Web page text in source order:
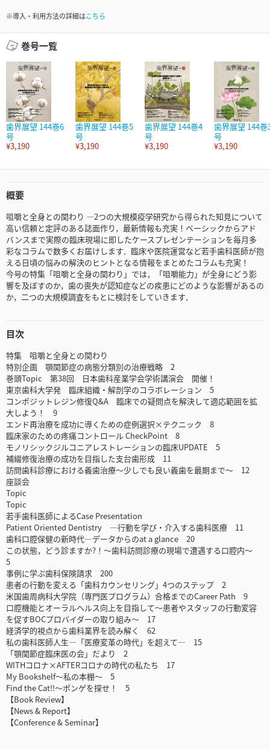
※導入・利用方法の詳細はこちら
巻号一覧
歯界展望 144巻6
号
¥3,190
歯界展望 144巻5
号
¥3,190
歯界展望 144巻4
号
¥3,190
歯界展望 144巻
号
¥3,190
概要
咀嚼と全身との関わり ―2つの大規模疫学研究から得られた知見について
高い信頼と定評のある誌面作り，最新情報も充実！ベーシックからアド
バンスまで実際の臨床現場に即したケースプレゼンテーションを毎月多
彩なコラムで数多くお届けします．臨床や医院運営など若手歯科医師が抱
える日頃の悩みの解決のヒントとなる情報をまとめたコラムも充実！
今号の特集「咀嚼と全身の関わり」では，「咀嚼能力」が全身にどう影
響を及ぼすのか，歯の喪失が認知症などの疾患にどのような影響があるの
か，二つの大規模調査をもとに検討をしていきます．
目次
特集 咀嚼と全身との関わり
特別企画 顎関節症の病態分類別の治療戦略 2
巻頭Topic 第38回 日本歯科産業学会学術講演会 開催！
東京歯科大学発 臨床組織・解剖学のコラボレーション 5
コンポジットレジン修復Q&A 臨床での疑問点を解決して適応範囲を拡
大しよう！ 9
エンド再治療を成功に導くための症例選択×テクニック 8
臨床家のための疼痛コントロール CheckPoint 8
モノリシックジルコニアレストレーションの臨床UPDATE 5
補綴修復治療の成功を目指した支台歯形成 11
訪問歯科診療における義歯治療～少しでも良い義歯を最期まで～ 12
座談会
Topic
Topic
若手歯科医師によるCase Presentation
Patient Oriented Dentistry ―行動を学び・介入する歯科医療 11
歯科口腔保健の新時代―データからのat a glance 20
この状態，どう診ますか?！～歯科訪問診療の現場で遭遇する口腔内～
5
事例に学ぶ歯科保険請求 200
患者の行動を変える「歯科カウンセリング」4つのステップ 2
米国歯周病科大学院（専門医プログラム）合格までのCareer Path 9
口腔機能とオーラルヘルス向上を目指して～患者やスタッフの行動変容
を促すBOCプロバイダーの取り組み～ 17
経済学的視点から歯科業界を読み解く 62
私の歯科医師人生―「医療変革の時代」を超えて― 15
「顎関節症臨床医の会」だより 2
WITHコロナ×AFTERコロナの時代の私たち 17
My Bookshelf～私の本棚～ 5
Find the Cat!!～ポンゲを探せ！ 5
【Book Review】
【News & Report】
【Conference & Seminar】